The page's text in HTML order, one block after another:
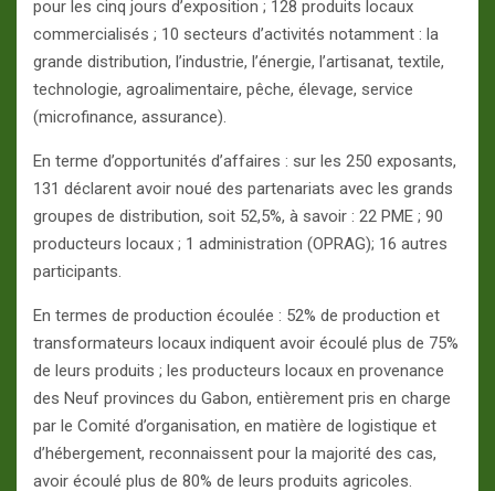
pour les cinq jours d’exposition ; 128 produits locaux
commercialisés ; 10 secteurs d’activités notamment : la
grande distribution, l’industrie, l’énergie, l’artisanat, textile,
technologie, agroalimentaire, pêche, élevage, service
(microfinance, assurance).
En terme d’opportunités d’affaires : sur les 250 exposants,
131 déclarent avoir noué des partenariats avec les grands
groupes de distribution, soit 52,5%, à savoir : 22 PME ; 90
producteurs locaux ; 1 administration (OPRAG); 16 autres
participants.
En termes de production écoulée : 52% de production et
transformateurs locaux indiquent avoir écoulé plus de 75%
de leurs produits ; les producteurs locaux en provenance
des Neuf provinces du Gabon, entièrement pris en charge
par le Comité d’organisation, en matière de logistique et
d’hébergement, reconnaissent pour la majorité des cas,
avoir écoulé plus de 80% de leurs produits agricoles.